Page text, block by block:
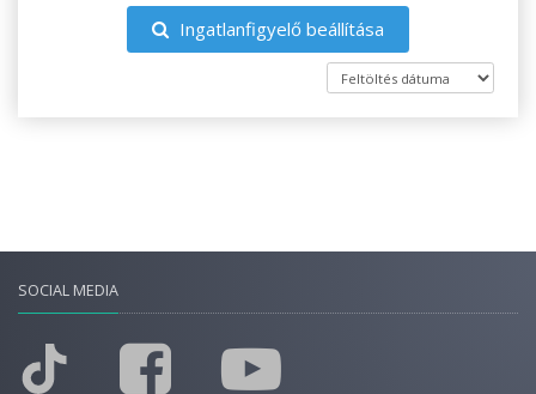
Ingatlanfigyelő beállítása
SOCIAL MEDIA